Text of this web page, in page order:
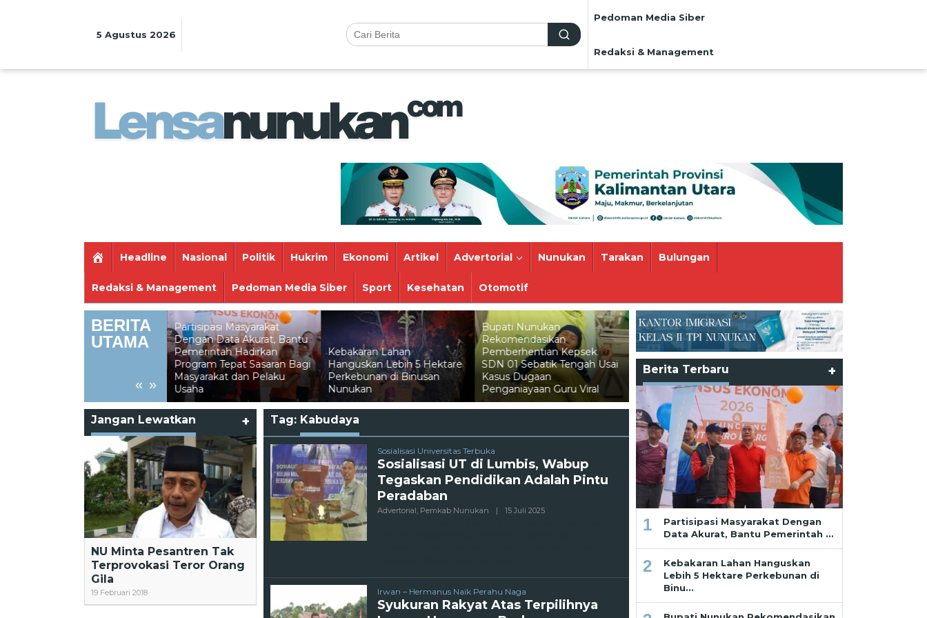
5 Agustus 2026
Pedoman Media Siber
Redaksi & Management
Headline Nasional Politik Hukrim Ekonomi Artikel Advertorial Nunukan Tarakan Bulungan
Redaksi & Management Pedoman Media Siber Sport Kesehatan Otomotif
BERITA
UTAMA
« »
Partisipasi Masyarakat
Dengan Data Akurat, Bantu
Pemerintah Hadirkan
Program Tepat Sasaran Bagi
Masyarakat dan Pelaku
Usaha
Kebakaran Lahan
Hanguskan Lebih 5 Hektare
Perkebunan di Binusan
Nunukan
Bupati Nunukan
Rekomendasikan
Pemberhentian Kepsek
SDN 01 Sebatik Tengah Usai
Kasus Dugaan
Penganiayaan Guru Viral
Pelni Catat Penurunan
Penumpang Mudik di
Nunukan
Ramadhan dan Pekikan dari
Saf Paling Belakang
Jangan Lewatkan +
NU Minta Pesantren Tak
Terprovokasi Teror Orang
Gila
19 Februari 2018
Tag: Kabudaya
Sosialisasi Universitas Terbuka
Sosialisasi UT di Lumbis, Wabup
Tegaskan Pendidikan Adalah Pintu
Peradaban
Advertorial Pemkab Nunukan | 15 Juli 2025Oleh
Irwan – Hermanus Naik Perahu Naga
Syukuran Rakyat Atas Terpilihnya
Berita Terbaru +
1
Partisipasi Masyarakat Dengan
Data Akurat, Bantu Pemerintah …
2
Kebakaran Lahan Hanguskan
Lebih 5 Hektare Perkebunan di
Binu…